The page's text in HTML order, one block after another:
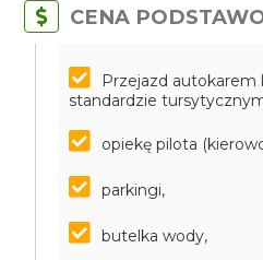
CENA
Przejazd
standardzie
opiekę pilota
parkingi,
butelka wody,